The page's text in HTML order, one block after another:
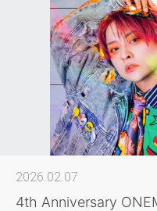
2026.02.07
4th Anniversary